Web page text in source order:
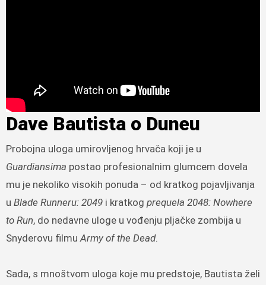
Dave Bautista o Duneu
Probojna uloga umirovljenog hrvača koji je u
Guardiansima postao profesionalnim glumcem dovela
mu je nekoliko visokih ponuda – od kratkog pojavljivanja
u Blade Runneru: 2049i kratkog prequela 2048: Nowhere
to Run, do nedavne uloge u vođenju pljačke zombija u
Snyderovu filmuArmy of the Dead.
Sada, s mnoštvom uloga koje mu predstoje, Bautista želi